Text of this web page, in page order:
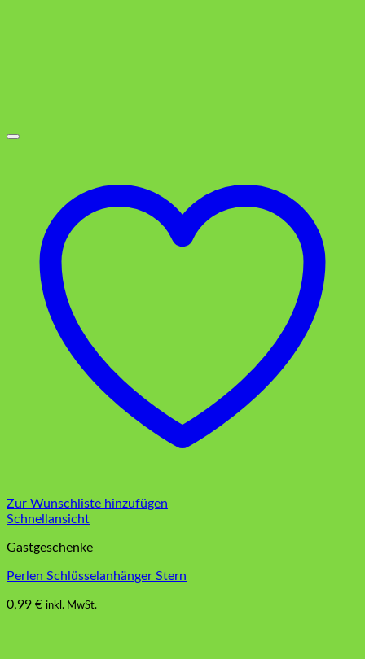
Zur Wunschliste hinzufügen
Schnellansicht
Gastgeschenke
Perlen Schlüsselanhänger Stern
0,99 € inkl. MwSt.